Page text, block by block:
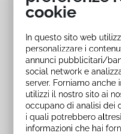
Bitoncisull’attuale
Trasporto e della
nella sfida del
economico e sociale,
adottare, utili al
sviluppo del
Destinatari
cookie
In questo sito web
personalizzare i
annunci pubblicitari/
social network e
server. Forniamo anche
utilizzi il nostro sito ai
occupano di analisi dei
i quali potrebbero
informazioni che hai